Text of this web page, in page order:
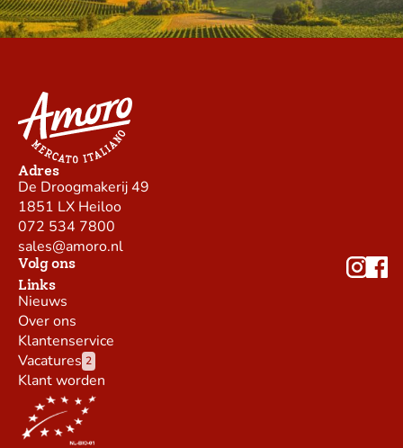
Adres
De Droogmakerij 49
1851 LX Heiloo
072 534 7800
sales@amoro.nl
Volg ons
Links
Nieuws
Over ons
Klantenservice
Vacatures 2
Klant worden